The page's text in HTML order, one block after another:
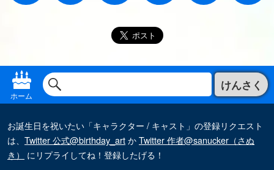
ホーム
けんさく
お誕生日を祝いたい「キャラクター / キャスト」の登録リクエスト
は、 Twitter 公式@birthday_artかTwitter 作者@sanucker（さぬ
き）
にリプライしてね！登録したげる！